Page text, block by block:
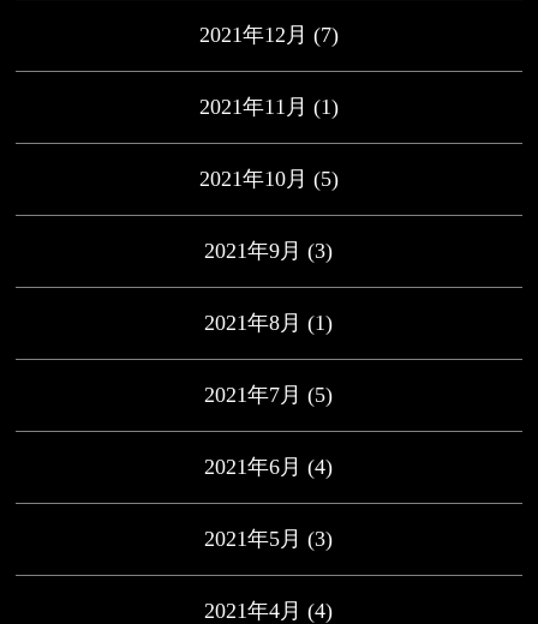
2021年12月 (7)
2021年11月 (1)
2021年10月 (5)
2021年9月 (3)
2021年8月 (1)
2021年7月 (5)
2021年6月 (4)
2021年5月 (3)
2021年4月 (4)